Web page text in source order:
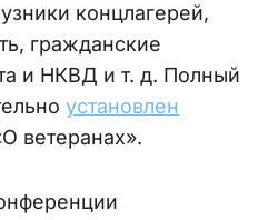
концлагерей,
гражданские
и НКВД и т. д. Полный
установлен
ветеранах».